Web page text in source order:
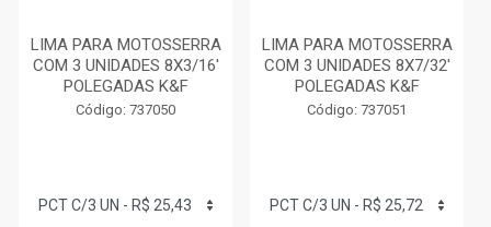
LIMA PARA MOTOSSERRA
COM 3 UNIDADES 8X3/16'
POLEGADAS K&F
Código: 737050
LIMA PARA MOTOSSERRA
COM 3 UNIDADES 8X7/32'
POLEGADAS K&F
Código: 737051